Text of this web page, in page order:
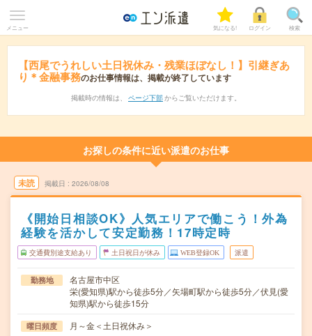
メニュー 気になる! ログイン 検索
【西尾でうれしい土日祝休み・残業ほぼなし！】引継ぎあ
り＊金融事務のお仕事情報は、掲載が終了しています
掲載時の情報は、 ページ下部 からご覧いただけます。
お探しの条件に近い派遣のお仕事
未読 掲載日 2026/08/08
《開始日相談OK》人気エリアで働こう！外為
経験を活かして安定勤務！17時定時
交通費別途支給あり 土日祝日が休み WEB登録OK 派遣
勤務地
名古屋市中区
栄(愛知県)駅から徒歩5分／矢場町駅から徒歩5分／伏見(愛
知県)駅から徒歩15分
曜日頻度 月～金＜土日祝休み＞